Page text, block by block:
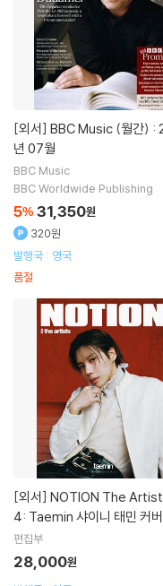
[외서]
년 07월
BBC Music
BBC Worldwide Publishing
5% 31,350원
320원
발행국 : 영국
품절
[외서]
4: Taemin 샤이니 태민 커버
편집부
28,000원